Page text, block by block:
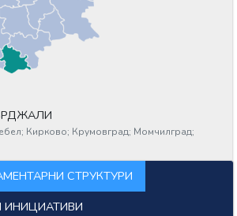
Кирково; Крумовград; Момчилград;
СТРУКТУРИ
ИНИЦИАТИВИ